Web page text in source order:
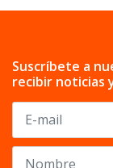
Suscríbete a
recibir noticias